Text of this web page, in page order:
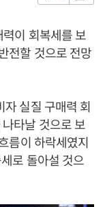
이 회복세를 보
전할 것으로 전망
자 실질 구매력 회
타날 것으로 보
름이 하락세였지
로 돌아설 것으